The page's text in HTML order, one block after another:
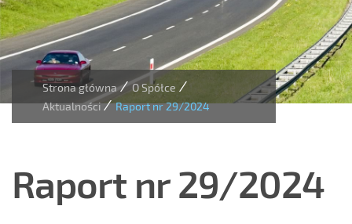
Strona główna/ O Spółce /
Aktualności/ Raport nr 29/2024
Raport nr 29/2024